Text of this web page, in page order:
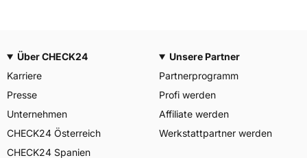
Über CHECK24
Karriere
Presse
Unternehmen
CHECK24 Österreich
CHECK24 Spanien
Unsere Partner
Partnerprogramm
Profi werden
Affiliate werden
Werkstattpartner werden